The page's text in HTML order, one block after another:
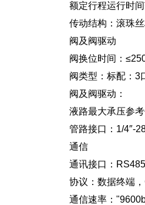
额定行程运行时
传动结构：滚珠
阀及阀驱动
阀换位时间：
阀类型：标配：3
阀及阀驱动：
液路最大承压参
管路接口：1/4″-
通信
通讯接口：
协议：数据终端
通信速率：